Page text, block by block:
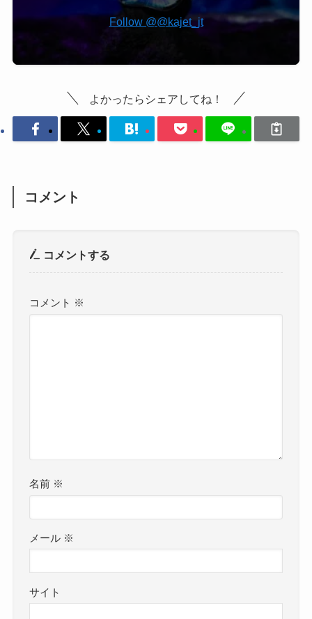
Follow @@kajet_jt
よかったらシェアしてね！
コメント
コメントする
コメント ※
名前 ※
メール ※
サイト